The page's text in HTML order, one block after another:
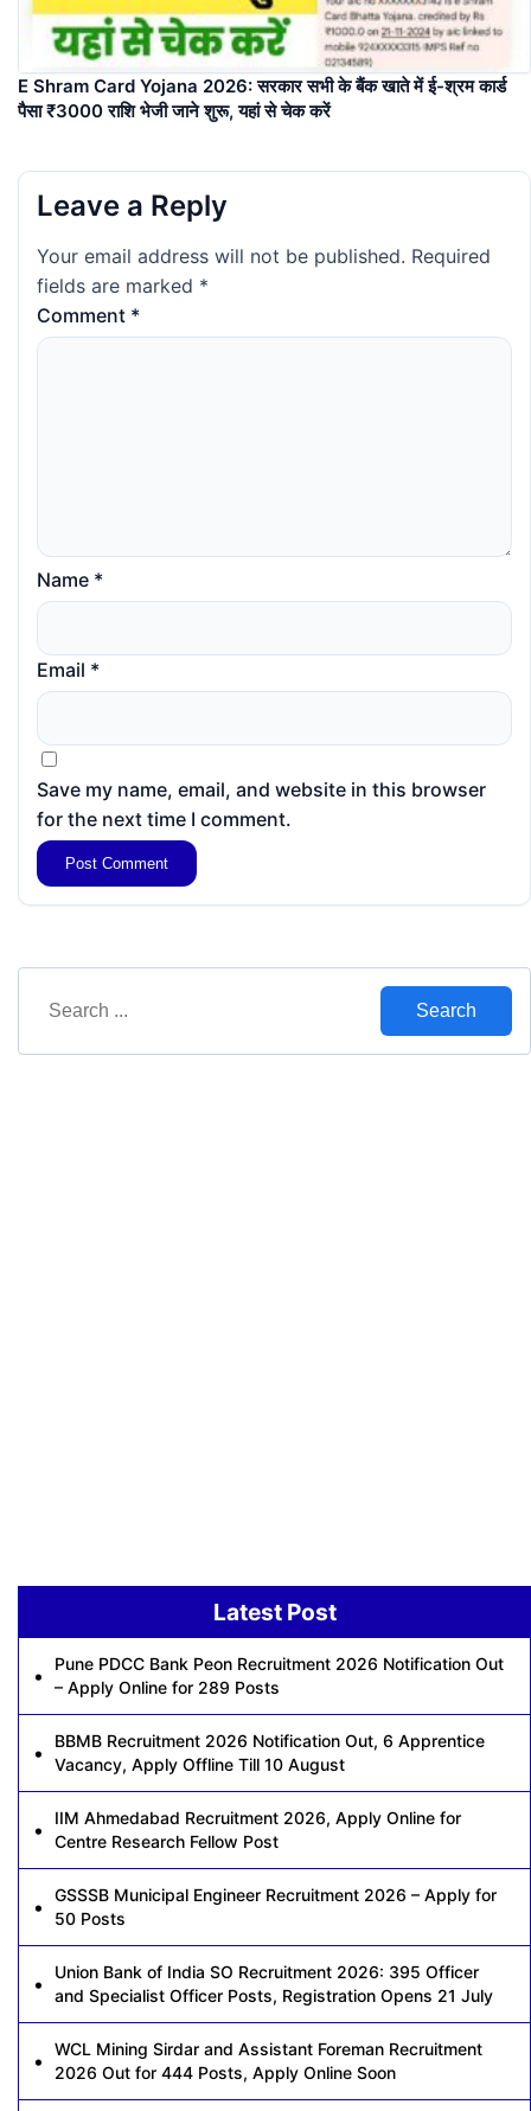
E Shram Card Yojana 2026: सरकार सभी के बैंक खाते में ई-श्रम कार्ड
पैसा ₹3000 राशि भेजी जाने शुरू, यहां से चेक करें
Leave a Reply
Your email address will not be published. Required
fields are marked *
Comment *
Name *
Email *
Save my name, email, and website in this browser
for the next time I comment.
Search
Latest Post
Pune PDCC Bank Peon Recruitment 2026 Notification Out
– Apply Online for 289 Posts
BBMB Recruitment 2026 Notification Out, 6 Apprentice
Vacancy, Apply Offline Till 10 August
IIM Ahmedabad Recruitment 2026, Apply Online for
Centre Research Fellow Post
GSSSB Municipal Engineer Recruitment 2026 – Apply for
50 Posts
Union Bank of India SO Recruitment 2026: 395 Officer
and Specialist Officer Posts, Registration Opens 21 July
WCL Mining Sirdar and Assistant Foreman Recruitment
2026 Out for 444 Posts, Apply Online Soon